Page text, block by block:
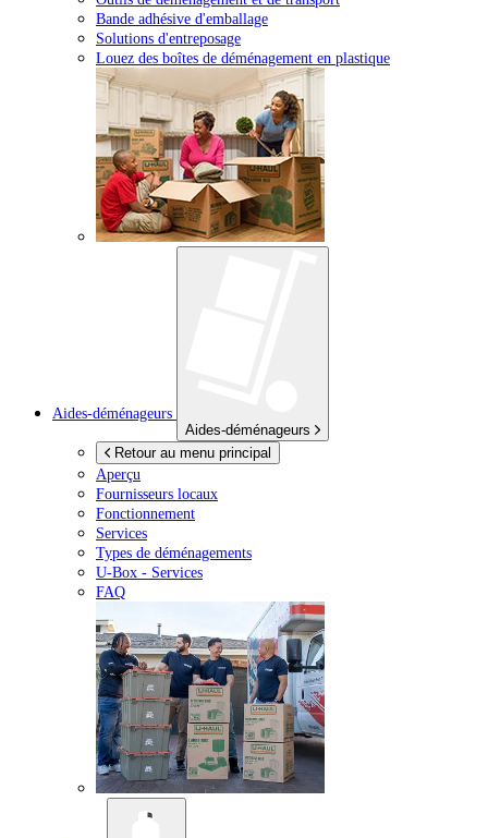
Bande adhésive d'emballage
Solutions d'entreposage
Louez des boîtes de déménagement en plastique
Aides-déménageurs
Aides-déménageurs
Retour au menu principal
Aperçu
Fournisseurs locaux
Fonctionnement
Services
Types de déménagements
U-Box - Services
FAQ